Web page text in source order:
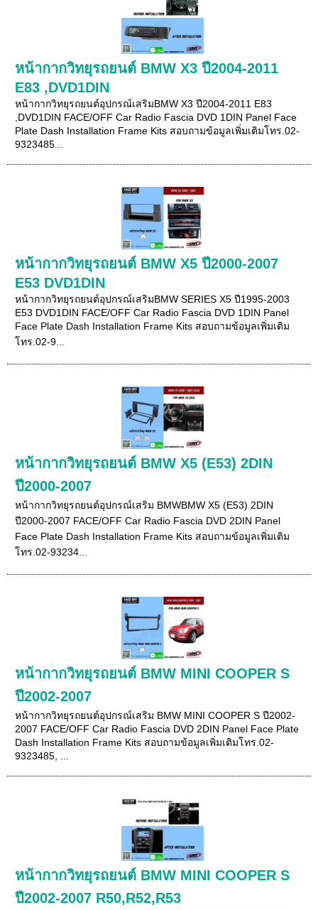
หน้ากากวิทยุรถยนต์ BMW X3 ปี2004-2011
E83 ,DVD1DIN
หน้ากากวิทยุรถยนต์อุปกรณ์เสริมBMW X3 ปี2004-2011 E83
,DVD1DIN FACE/OFF Car Radio Fascia DVD 1DIN Panel Face
Plate Dash Installation Frame Kits สอบถามข้อมูลเพิ่มเติมโทร.02-
9323485...
หน้ากากวิทยุรถยนต์ BMW X5 ปี2000-2007
E53 DVD1DIN
หน้ากากวิทยุรถยนต์อุปกรณ์เสริมBMW SERIES X5 ปี1995-2003
E53 DVD1DIN FACE/OFF Car Radio Fascia DVD 1DIN Panel
Face Plate Dash Installation Frame Kits สอบถามข้อมูลเพิ่มเติม
โทร.02-9...
หน้ากากวิทยุรถยนต์ BMW X5 (E53) 2DIN
ปี2000-2007
หน้ากากวิทยุรถยนต์อุปกรณ์เสริม BMWBMW X5 (E53) 2DIN
ปี2000-2007 FACE/OFF Car Radio Fascia DVD 2DIN Panel
Face Plate Dash Installation Frame Kits สอบถามข้อมูลเพิ่มเติม
โทร.02-93234...
หน้ากากวิทยุรถยนต์ BMW MINI COOPER S
ปี2002-2007
หน้ากากวิทยุรถยนต์อุปกรณ์เสริม BMW MINI COOPER S ปี2002-
2007 FACE/OFF Car Radio Fascia DVD 2DIN Panel Face Plate
Dash Installation Frame Kits สอบถามข้อมูลเพิ่มเติมโทร.02-
9323485, ...
หน้ากากวิทยุรถยนต์ BMW MINI COOPER S
ปี2002-2007 R50,R52,R53